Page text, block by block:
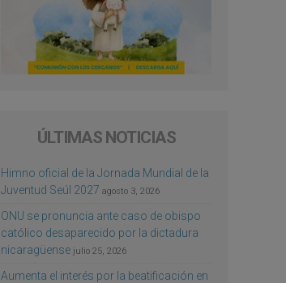
ÚLTIMAS NOTICIAS
Himno oficial de la Jornada Mundial de la
Juventud Seúl 2027 agosto 3, 2026
ONU se pronuncia ante caso de obispo
católico desaparecido por la dictadura
nicaragüense julio 25, 2026
Aumenta el interés por la beatificación en